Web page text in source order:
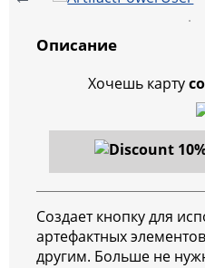
Описание
Хочешь карту
Создает кнопку для
артефактных
другим. Больше не